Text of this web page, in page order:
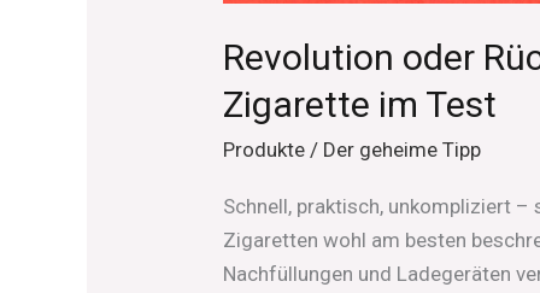
Revolution oder
Zigarette im Test
Produkte / Der geheime Tipp
Schnell, praktisch, unkompliziert
Zigaretten wohl am besten
Nachfüllungen und Ladegeräten